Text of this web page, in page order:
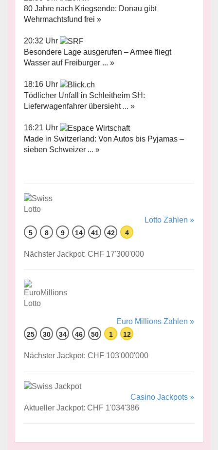
80 Jahre nach Kriegsende: Donau gibt
Wehrmachtsfund frei »
20:32 Uhr
Besondere Lage ausgerufen – Armee fliegt
Wasser auf Freiburger ... »
18:16 Uhr
Tödlicher Unfall in Schleitheim SH:
Lieferwagenfahrer übersieht ... »
16:21 Uhr
Made in Switzerland: Von Autos bis Pyjamas –
sieben Schweizer ... »
Lotto Zahlen »
5 8 9 14 41 42 4
Nächster Jackpot: CHF 17'300'000
Euro Millions Zahlen »
25 30 34 46 50 1 12
Nächster Jackpot: CHF 103'000'000
Casino Jackpots »
Aktueller Jackpot: CHF 1'034'386